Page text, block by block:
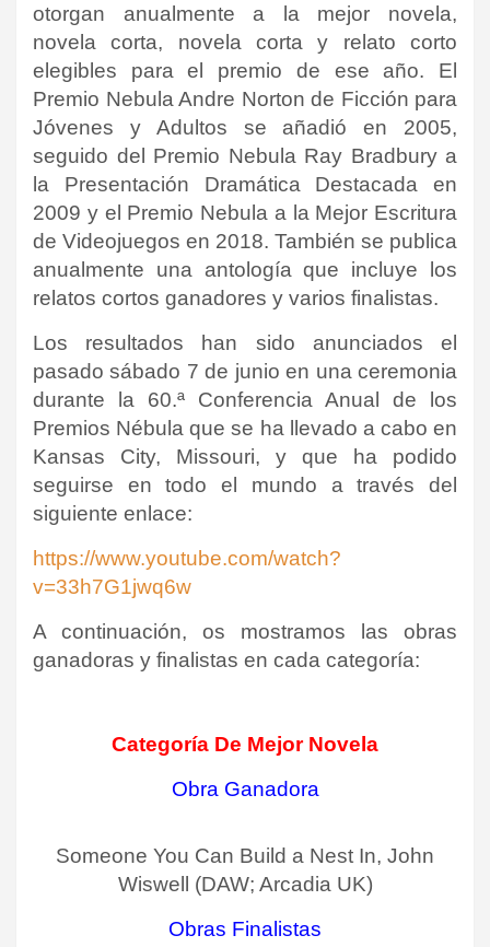
otorgan anualmente a la mejor novela,
novela corta, novela corta y relato corto
elegibles para el premio de ese año. El
Premio Nebula Andre Norton de Ficción para
Jóvenes y Adultos se añadió en 2005,
seguido del Premio Nebula Ray Bradbury a
la Presentación Dramática Destacada en
2009 y el Premio Nebula a la Mejor Escritura
de Videojuegos en 2018. También se publica
anualmente una antología que incluye los
relatos cortos ganadores y varios finalistas.
Los resultados han sido anunciados el
pasado sábado 7 de junio en una ceremonia
durante la 60.ª Conferencia Anual de los
Premios Nébula que se ha llevado a cabo en
Kansas City, Missouri, y que ha podido
seguirse en todo el mundo a través del
siguiente enlace:
https://www.youtube.com/watch?
v=33h7G1jwq6w
A continuación, os mostramos las obras
ganadoras y finalistas en cada categoría:
Categoría De Mejor Novela
Obra Ganadora
Someone You Can Build a Nest In, John
Wiswell (DAW; Arcadia UK)
Obras Finalistas